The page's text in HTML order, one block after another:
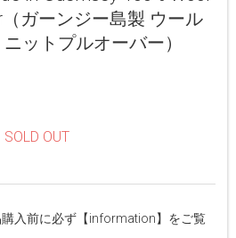
ガーンジー島製 ウール
ットプルオーバー）
SOLD OUT
入前に必ず【information】をご覧